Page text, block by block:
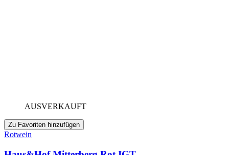
AUSVERKAUFT
Zu Favoriten hinzufügen
Rotwein